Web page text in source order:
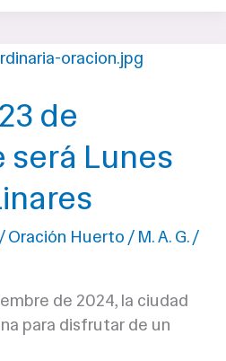
de
Lunes
/Oración Huerto / M. A. G./
de 2024, la ciudad
para disfrutar de un